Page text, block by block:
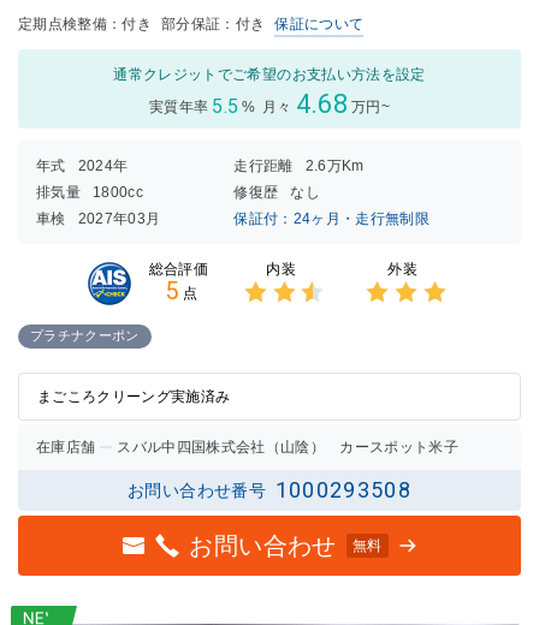
定期点検整備：付き 部分保証：付き 保証について
通常クレジットでご希望のお支払い方法を設定
実質年率 5.5 % 月々 4.68 万円~
年式 2024年 走行距離
2.6万Km
排気量
1800cc 修復歴
なし
車検
2027年03月 保証付：24ヶ月・走行無制限
総合評価
5 点
内装 外装
プラチナクーポン
まごころクリーング実施済み
在庫店舗 スバル中四国株式会社（山陰） カースポット米子
お問い合わせ番号 1000293508
お問い合わせ 無料